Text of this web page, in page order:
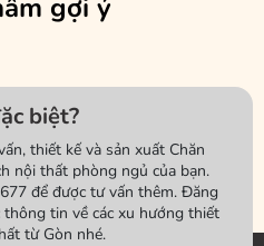
gợi ý
biệt?
thiết kế và sản xuất Chăn
nội thất phòng ngủ của bạn.
để được tư vấn thêm. Đăng
thông tin về các xu hướng thiết
từ Gòn nhé.